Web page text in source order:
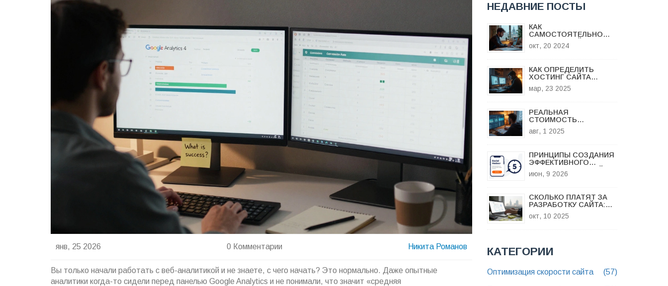
янв, 25 2026 0 Комментарии Никита Романов
Вы только начали работать с веб-аналитикой и не знаете, с чего начать? Это нормально. Даже опытные
аналитики когда-то сидели перед панелью Google Analytics и не понимали, что значит «средняя
НЕДАВНИЕ ПОСТЫ
КАК
САМОСТОЯТЕЛЬНО
СОЗДАТЬ САЙТ ДЛЯ
МАЛОГО БИЗНЕСА
окт, 20 2024
КАК ОПРЕДЕЛИТЬ
ХОСТИНГ САЙТА
ЛЕГКО? СОВЕТЫ И
ТРЮКИ
мар, 23 2025
РЕАЛЬНАЯ
СТОИМОСТЬ
САМОСТОЯТЕЛЬНОГО
СОЗДАНИЯ САЙТА:
авг, 1 2025
ПРИНЦИПЫ СОЗДАНИЯ
ЭФФЕКТИВНОГО
ЛЕНДИНГА: ПОЛНЫЙ
ГАЙД ПО СТРУКТУРЕ И
июн, 9 2026
СКОЛЬКО ПЛАТЯТ ЗА
РАЗРАБОТКУ САЙТА:
РЕАЛЬНЫЕ СТАВКИ И
РЕКОМЕНДАЦИИ
окт, 10 2025
КАТЕГОРИИ
Оптимизация скорости сайта (57)